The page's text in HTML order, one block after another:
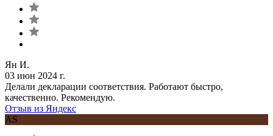
Ян И.
03 июн 2024 г.
Делали декларации соответствия. Работают быстро,
качественно. Рекомендую.
Отзыв из Яндекс
AS